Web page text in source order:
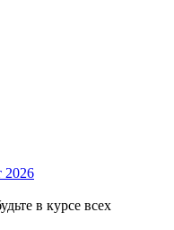
2026
в курсе всех